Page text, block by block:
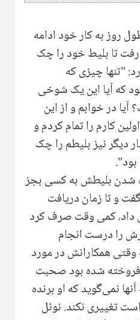
روز به کار خود ادامه
تا بلیط خود را چک
"تنها چیزی که
که آیا این یک شوخی
در خوابم و از این
کارم را تمام کردم و
دیگر نیز بلیطم را چک
شدن بلیطش به کسی بجز
و تا زمان دریافت
داد، کمی وقت صرف کرد
را درست انجام
همکارانش در مورد
فروخته شده بود صحبت
نمی‌گوید که او برنده
تغییری نکند. نوئل